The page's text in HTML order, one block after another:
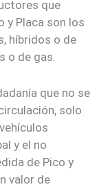
que
y Placa son los
híbridos o de
o de gas.
que no se
solo
y el no
de Pico y
valor de